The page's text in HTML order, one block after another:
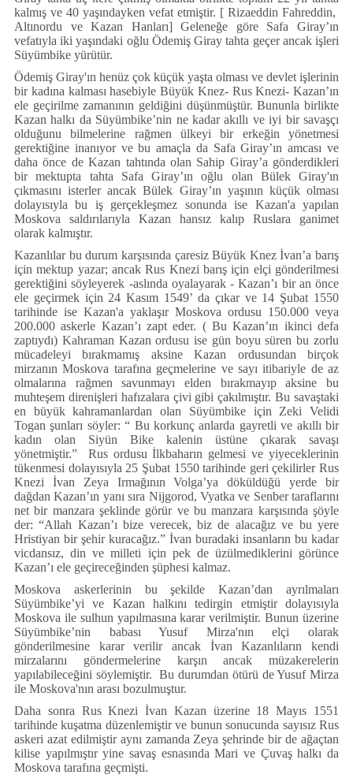
kalmış ve 40 yaşındayken vefat etmiştir. [ Rizaeddin Fahreddin,
Altınordu ve Kazan Hanları] Geleneğe göre Safa Giray’ın
vefatıyla iki yaşındaki oğlu Ödemiş Giray tahta geçer ancak işleri
Süyümbike yürütür.
Ödemiş Giray'ın henüz çok küçük yaşta olması ve devlet işlerinin
bir kadına kalması hasebiyle Büyük Knez- Rus Knezi- Kazan’ın
ele geçirilme zamanının geldiğini düşünmüştür. Bununla birlikte
Kazan halkı da Süyümbike’nin ne kadar akıllı ve iyi bir savaşçı
olduğunu bilmelerine rağmen ülkeyi bir erkeğin yönetmesi
gerektiğine inanıyor ve bu amaçla da Safa Giray’ın amcası ve
daha önce de Kazan tahtında olan Sahip Giray’a gönderdikleri
bir mektupta tahta Safa Giray’ın oğlu olan Bülek Giray'ın
çıkmasını isterler ancak Bülek Giray’ın yaşının küçük olması
dolayısıyla bu iş gerçekleşmez sonunda ise Kazan'a yapılan
Moskova saldırılarıyla Kazan hansız kalıp Ruslara ganimet
olarak kalmıştır.
Kazanlılar bu durum karşısında çaresiz Büyük Knez İvan’a barış
için mektup yazar; ancak Rus Knezi barış için elçi gönderilmesi
gerektiğini söyleyerek -aslında oyalayarak - Kazan’ı bir an önce
ele geçirmek için 24 Kasım 1549’ da çıkar ve 14 Şubat 1550
tarihinde ise Kazan'a yaklaşır Moskova ordusu 150.000 veya
200.000 askerle Kazan’ı zapt eder. ( Bu Kazan’ın ikinci defa
zaptıydı) Kahraman Kazan ordusu ise gün boyu süren bu zorlu
mücadeleyi bırakmamış aksine Kazan ordusundan birçok
mirzanın Moskova tarafına geçmelerine ve sayı itibariyle de az
olmalarına rağmen savunmayı elden bırakmayıp aksine bu
muhteşem direnişleri hafızalara çivi gibi çakılmıştır. Bu savaştaki
en büyük kahramanlardan olan Süyümbike için Zeki Velidi
Togan şunları söyler: “ Bu korkunç anlarda gayretli ve akıllı bir
kadın olan Siyün Bike kalenin üstüne çıkarak savaşı
yönetmiştir.” Rus ordusu İlkbaharın gelmesi ve yiyeceklerinin
tükenmesi dolayısıyla 25 Şubat 1550 tarihinde geri çekilirler Rus
Knezi İvan Zeya Irmağının Volga’ya döküldüğü yerde bir
dağdan Kazan’ın yanı sıra Nijgorod, Vyatka ve Senber taraflarını
net bir manzara şeklinde görür ve bu manzara karşısında şöyle
der: “Allah Kazan’ı bize verecek, biz de alacağız ve bu yere
Hristiyan bir şehir kuracağız.” İvan buradaki insanların bu kadar
vicdansız, din ve milleti için pek de üzülmediklerini görünce
Kazan’ı ele geçireceğinden şüphesi kalmaz.
Moskova askerlerinin bu şekilde Kazan’dan ayrılmaları
Süyümbike’yi ve Kazan halkını tedirgin etmiştir dolayısıyla
Moskova ile sulhun yapılmasına karar verilmiştir. Bunun üzerine
Süyümbike’nin babası Yusuf Mirza'nın elçi olarak
gönderilmesine karar verilir ancak İvan Kazanlıların kendi
mirzalarını göndermelerine karşın ancak müzakerelerin
yapılabileceğini söylemiştir. Bu durumdan ötürü de Yusuf Mirza
ile Moskova'nın arası bozulmuştur.
Daha sonra Rus Knezi İvan Kazan üzerine 18 Mayıs 1551
tarihinde kuşatma düzenlemiştir ve bunun sonucunda sayısız Rus
askeri azat edilmiştir aynı zamanda Zeya şehrinde bir de ağaçtan
kilise yapılmıştır yine savaş esnasında Mari ve Çuvaş halkı da
Moskova tarafına geçmişti.